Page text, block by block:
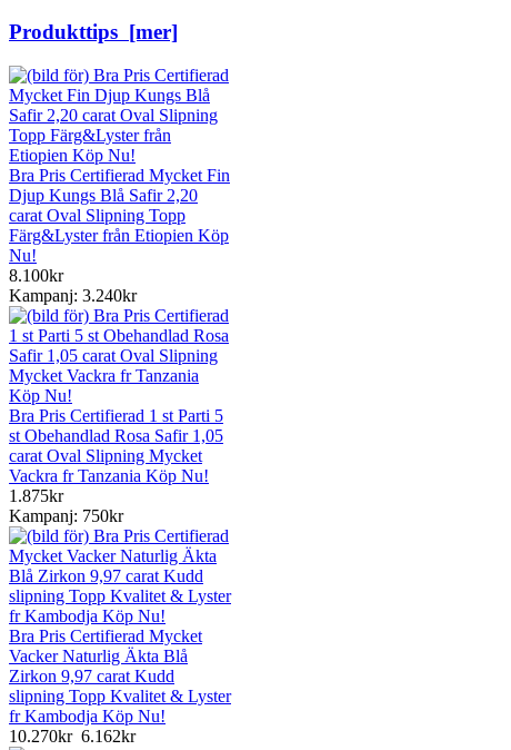
Produkttips [mer]
Bra Pris Certifierad Mycket Fin
Djup Kungs Blå Safir 2,20
carat Oval Slipning Topp
Färg&Lyster från Etiopien Köp
Nu!
8.100kr
Kampanj: 3.240kr
Bra Pris Certifierad 1 st Parti 5
st Obehandlad Rosa Safir 1,05
carat Oval Slipning Mycket
Vackra fr Tanzania Köp Nu!
1.875kr
Kampanj: 750kr
Bra Pris Certifierad Mycket
Vacker Naturlig Äkta Blå
Zirkon 9,97 carat Kudd
slipning Topp Kvalitet & Lyster
fr Kambodja Köp Nu!
10.270kr 6.162kr